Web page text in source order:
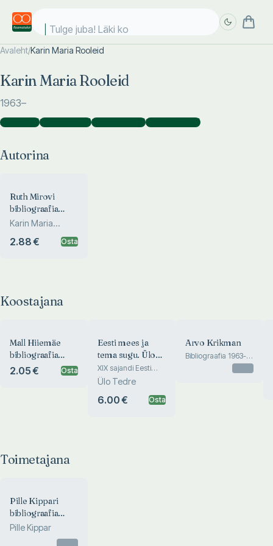
Tulge juba! Läki koo
Avaleht/Karin Maria Rooleid
Karin Maria Rooleid
1963–
Autorina )Koostajana )Toimetajana )Fotograafina )
Autorina
Ruth Mirovi
bibliograafia
(1958-2003)
Karin Maria
2.88 € Osta
Koostajana
Mall Hiiemäe
bibliograafia
1957-2007
2.05 € Osta
Eesti mees ja
tema sugu. Ülo
Tedre
bibliograafia
XIX sajandi Eesti
lõppriimilises
rahvalaulus
Ülo Tedre
6.00 € Osta
Arvo Krikman
Bibliograafia 1963-
Toimetajana
Pille Kippari
bibliograafia
(1965-2005)
Pille Kippar